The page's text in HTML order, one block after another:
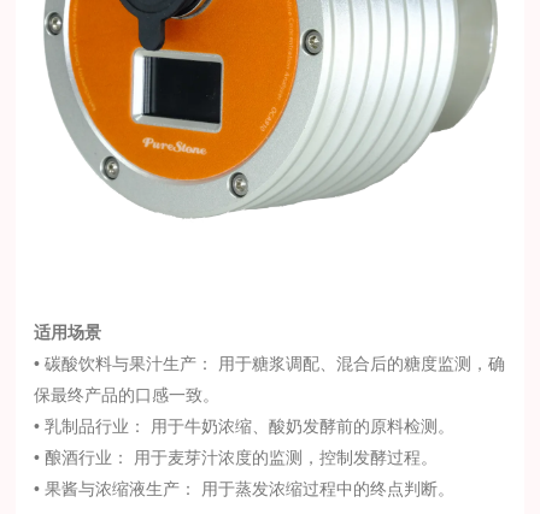
适用场景
• 碳酸饮料与果汁生产： 用于糖浆调配、混合后的糖度监测，确
保最终产品的口感一致。
• 乳制品行业： 用于牛奶浓缩、酸奶发酵前的原料检测。
• 酿酒行业： 用于麦芽汁浓度的监测，控制发酵过程。
• 果酱与浓缩液生产： 用于蒸发浓缩过程中的终点判断。